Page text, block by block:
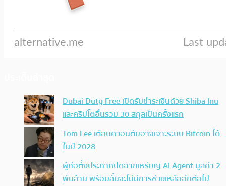
Dubai Duty Free เปิดรับชำระเงินด้วย Shiba Inu
และคริปโตอื่นรวม 30 สกุลเป็นครั้งแรก
Tom Lee เตือนควอนตัมอาจเจาะระบบ Bitcoin ได้
ในปี 2028
ผู้ก่อตั้งประกาศปิดฉากเหรียญ AI Agent มูลค่า 2
พันล้าน พร้อมลั่นจะไม่มีการช่วยเหลืออีกต่อไป